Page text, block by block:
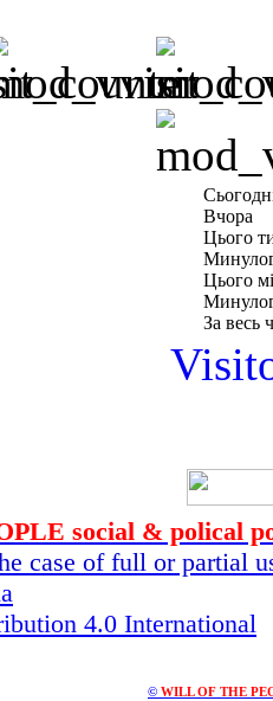
Вчора
Цього
Цього
За весь
social & polical
case of full or partial
4.0 International
© WILL OF THE